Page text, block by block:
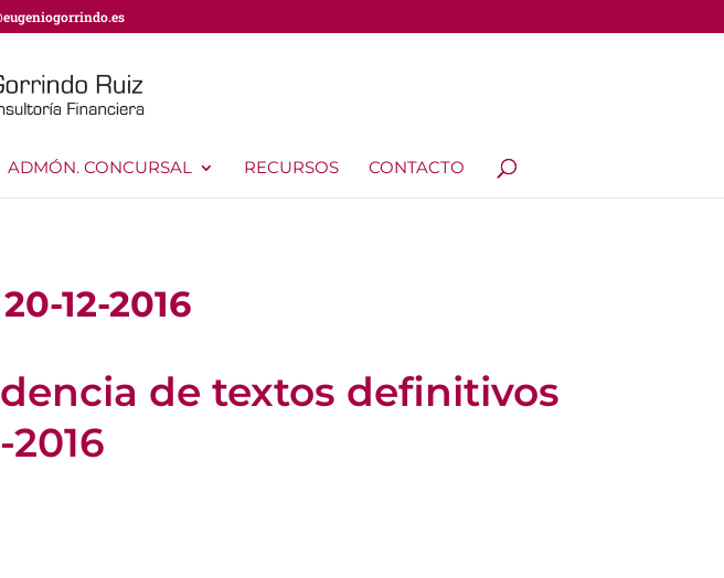
ADMÓN. CONCURSAL RECURSOS CONTACTO
12-2016
de textos definitivos
2016